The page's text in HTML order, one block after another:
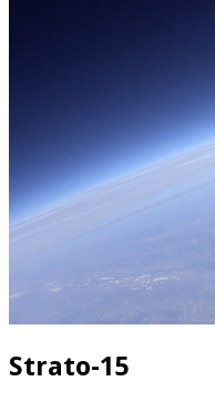
Strato-15